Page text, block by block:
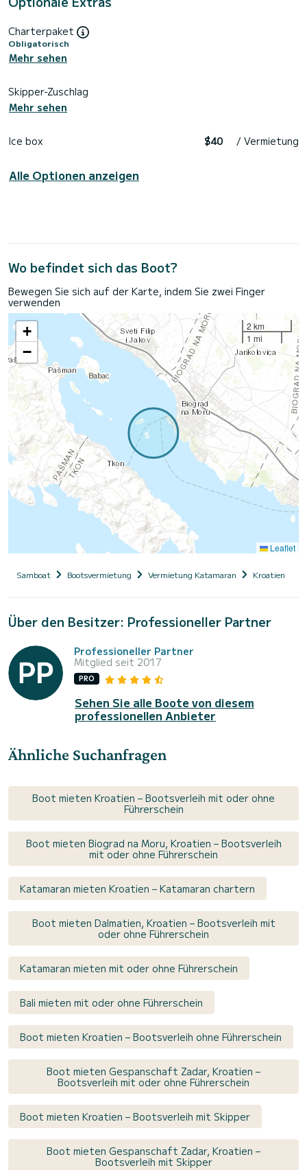
Charterpaket
Obligatorisch
Mehr sehen
Skipper-Zuschlag
Mehr sehen
Ice box $40 / Vermietung
Alle Optionen anzeigen
Wo befindet sich das Boot?
Bewegen Sie sich auf der Karte, indem Sie zwei Finger
verwenden
+
−
2 km
1 mi
Leaflet
Samboat Bootsvermietung Vermietung Katamaran Kroatien
Über den Besitzer: Professioneller Partner
Professioneller Partner
Mitglied seit 2017
PRO
Sehen Sie alle Boote von diesem
professionellen Anbieter
Ähnliche Suchanfragen
Boot mieten Kroatien – Bootsverleih mit oder ohne
Führerschein
Boot mieten Biograd na Moru, Kroatien – Bootsverleih
mit oder ohne Führerschein
Katamaran mieten Kroatien – Katamaran chartern
Boot mieten Dalmatien, Kroatien – Bootsverleih mit
oder ohne Führerschein
Katamaran mieten mit oder ohne Führerschein
Bali mieten mit oder ohne Führerschein
Boot mieten Kroatien – Bootsverleih ohne Führerschein
Boot mieten Gespanschaft Zadar, Kroatien –
Bootsverleih mit oder ohne Führerschein
Boot mieten Kroatien – Bootsverleih mit Skipper
Boot mieten Gespanschaft Zadar, Kroatien –
Bootsverleih mit Skipper